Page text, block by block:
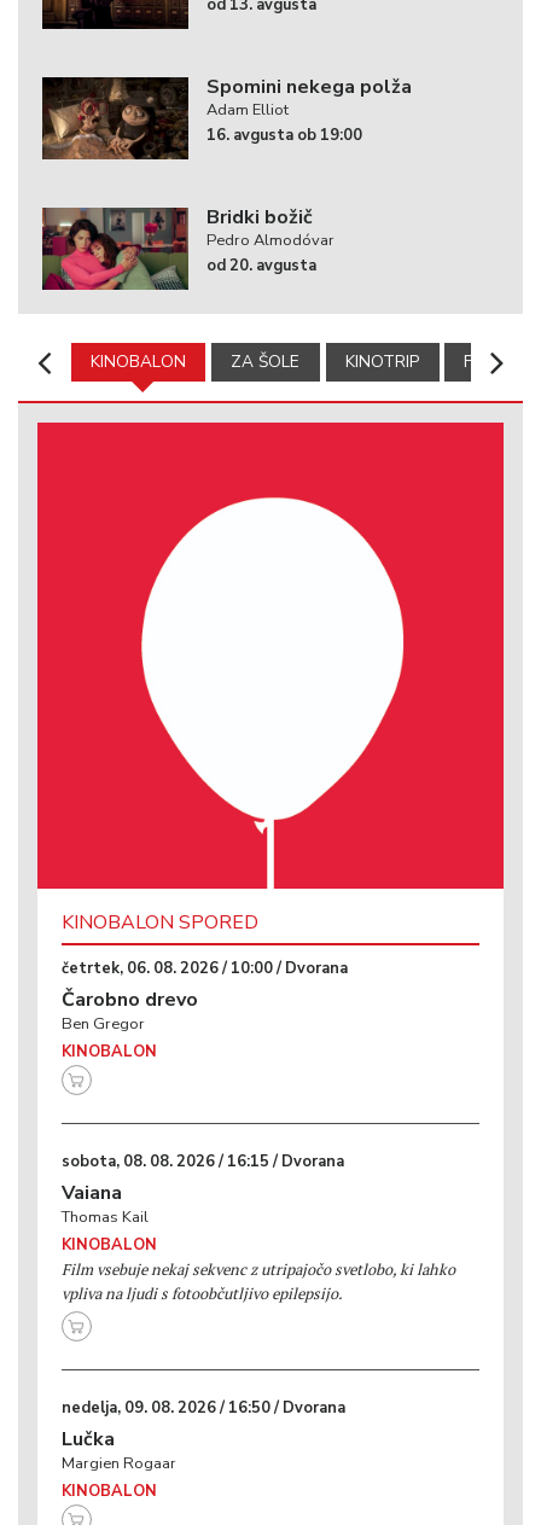
od 13. avgusta
Spomini nekega polža
Adam Elliot
16. avgusta ob 19:00
Bridki božič
Pedro Almodóvar
od 20. avgusta
KINOBALON ZA ŠOLE KINOTRIP FILMSKA
KINOBALON SPORED
četrtek, 06. 08. 2026 / 10:00 / Dvorana
Čarobno drevo
Ben Gregor
KINOBALON
sobota, 08. 08. 2026 / 16:15 / Dvorana
Vaiana
Thomas Kail
KINOBALON
Film vsebuje nekaj sekvenc z utripajočo svetlobo, ki lahko
vpliva na ljudi s fotoobčutljivo epilepsijo.
nedelja, 09. 08. 2026 / 16:50 / Dvorana
Lučka
Margien Rogaar
KINOBALON